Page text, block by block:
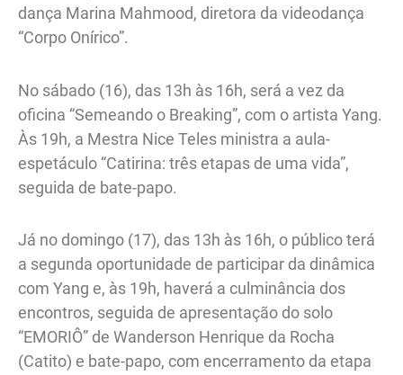
dança Marina Mahmood, diretora da videodança
“Corpo Onírico”.
No sábado (16), das 13h às 16h, será a vez da
oficina “Semeando o Breaking”, com o artista Yang.
Às 19h, a Mestra Nice Teles ministra a aula-
espetáculo “Catirina: três etapas de uma vida”,
seguida de bate-papo.
Já no domingo (17), das 13h às 16h, o público terá
a segunda oportunidade de participar da dinâmica
com Yang e, às 19h, haverá a culminância dos
encontros, seguida de apresentação do solo
“EMORIÔ” de Wanderson Henrique da Rocha
(Catito) e bate-papo, com encerramento da etapa